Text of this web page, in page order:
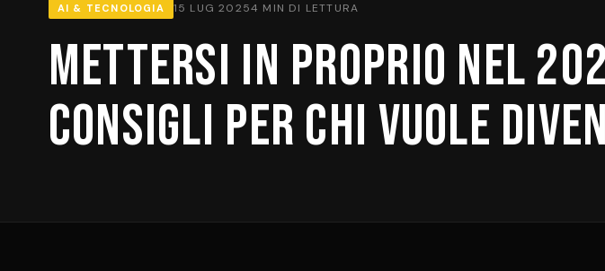
AI & TECNOLOGIA 15 LUG 20254 MIN DI LETTURA
Mettersi in proprio nel
consigli per chi vuole